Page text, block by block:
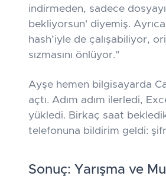
indirmeden, sadece
bekliyorsun' diyemiş.
hash’iyle de çalışabiliyor,
sızmasını önlüyor."
Ayşe hemen bilgisayarda
açtı. Adım adım ilerledi,
yükledi. Birkaç saat
telefonuna bildirim geldi:
Sonuç: Yarışma ve